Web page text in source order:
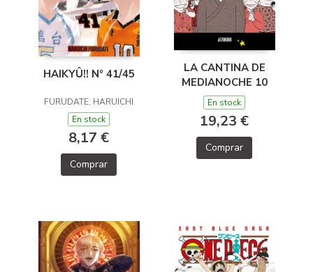
HAIKYÛ!! Nº 41/45
FURUDATE, HARUICHI
En stock
8,17 €
Comprar
LA CANTINA DE
MEDIANOCHE 10
En stock
19,23 €
Comprar